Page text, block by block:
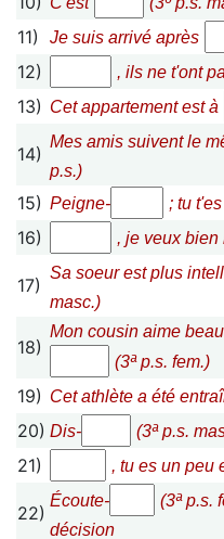
11) Je suis arrivé après
12) , ils ne t'ont
13) Cet appartement est à
14)
Mes amis suivent le
p.s.)
15) Peigne- ; tu
16) , je veux bien
17)
Sa soeur est plus
masc.)
18)
Mon cousin aime
(3ª p.s. fem.)
19) Cet athlète a été
20) Dis- (3ª p.s.
21) , tu es un peu
22)
Écoute-
(3ª p.s.
décision